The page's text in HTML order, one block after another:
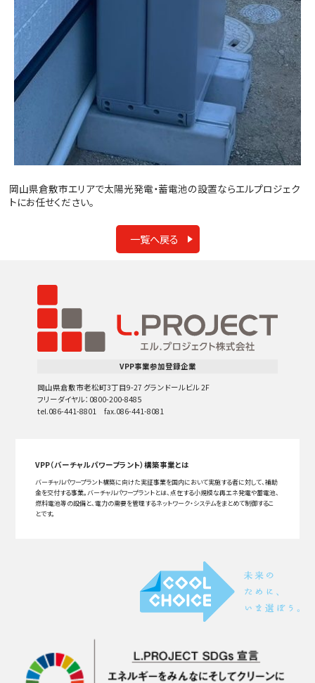
岡山県倉敷市エリアで太陽光発電・蓄電池の設置ならエルプロジェク
トにお任せください。
一覧へ戻る
VPP事業参加登録企業
岡山県倉敷市老松町3丁目9-27 グランドールビル 2F
フリーダイヤル：0800-200-8485
tel.086-441-8801 fax.086-441-8081
VPP（バーチャルパワープラント）構築事業とは
バーチャルパワープラント構築に向けた実証事業を国内において実施する者に対して、補助
金を交付する事業。バーチャルパワープラントとは、点在する小規模な再エネ発電や蓄電池、
燃料電池等の設備と、電力の需要を管理するネットワーク・システムをまとめて制御するこ
とです。